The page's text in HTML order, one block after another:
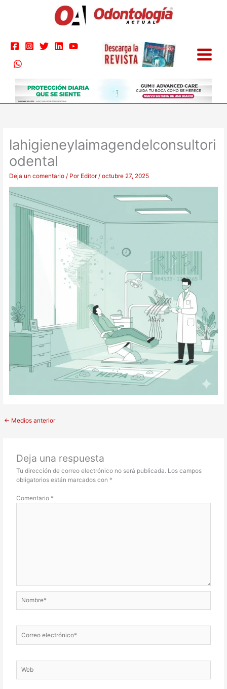
lahigieneylaimagendelconsultori
odental
Deja un comentario / Por Editor/octubre 27, 2025
← Medios anterior
Deja una respuesta
Tu dirección de correo electrónico no será publicada. Los campos
obligatorios están marcados con *
Comentario *
electrónico*